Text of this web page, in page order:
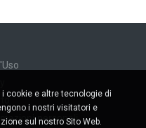
personali
cookie e altre tecnologie di
i nostri visitatori e
sul nostro Sito Web.